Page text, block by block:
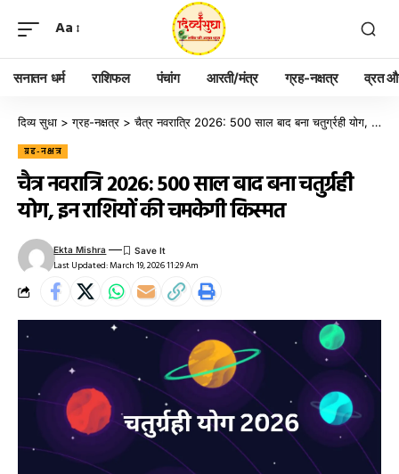
Aa
सनातन धर्म राशिफल पंचांग आरती/मंत्र ग्रह-नक्षत्र व्रत
दिव्य सुधा >ग्रह-नक्षत्र >चैत्र नवरात्रि 2026: 500 साल बाद बना चतुर्ग्रही योग, इन राशियों की चमकेगी किस्मत
ग्रह-नक्षत्र
चैत्र नवरात्रि 2026: 500 साल बाद बना चतुर्ग्रही
योग, इन राशियों की चमकेगी किस्मत
Last Updated: March 19, 2026 11:29 Am
Ekta Mishra